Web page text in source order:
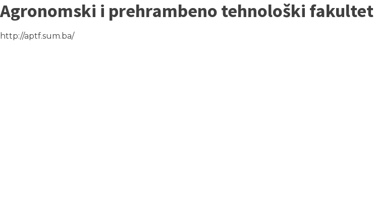
Agronomski i prehrambeno tehnološki fakultet
http://aptf.sum.ba/